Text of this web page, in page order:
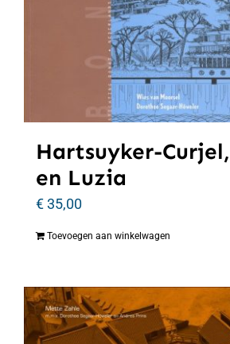
Hartsuyker-
en Luzia
€35,00
Toevoegen aan winkelwagen